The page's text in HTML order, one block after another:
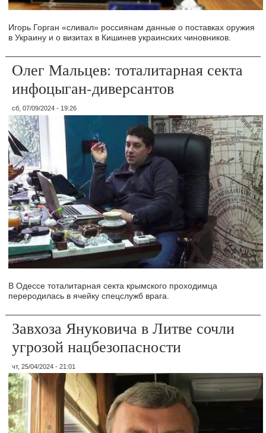
Игорь Горган «сливал» россиянам данные о поставках оружия
в Украину и о визитах в Кишинев украинских чиновников.
Олег Мальцев: тоталитарная секта
инфоцыган-диверсантов
сб, 07/09/2024 - 19:26
В Одессе тоталитарная секта крымского проходимца
переродилась в ячейку спецслужб врага.
Завхоза Януковича в Литве сочли
угрозой нацбезопасности
чт, 25/04/2024 - 21:01